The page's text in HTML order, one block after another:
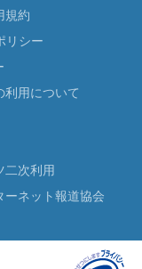
規約
リシー
利用について
二次利用
ーネット報道協会